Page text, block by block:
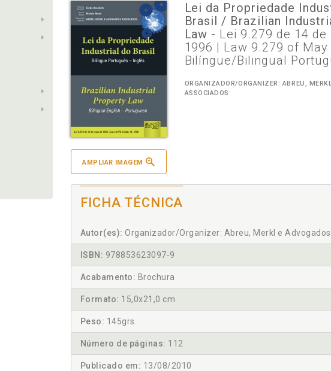
AMPLIAR IMAGEM
Lei da Propriedade
Brasil / Brazilian
Law - Lei 9.279 de 14 de
1996 | Law 9.279 of May
Bilíngue/Bilingual
ORGANIZADOR/ORGANIZER: ABREU,
ASSOCIADOS
FICHA TÉCNICA
Autor(es): Organizador/Organizer: Abreu, Merkl e
ISBN: 978853623097-9
Acabamento: Brochura
Formato: 15,0x21,0 cm
Peso: 145grs.
Número de páginas: 112
Publicado em: 13/08/2010